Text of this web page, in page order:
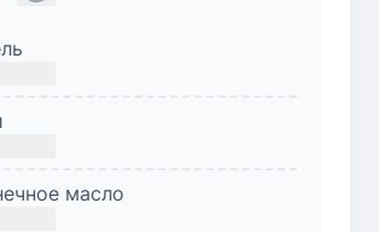
масло